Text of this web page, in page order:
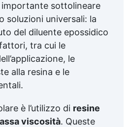
sottolineare
soluzioni universali: la
del diluente epossidico
tra cui le
le
alla resina e le
è l’utilizzo di resine
viscosità. Queste